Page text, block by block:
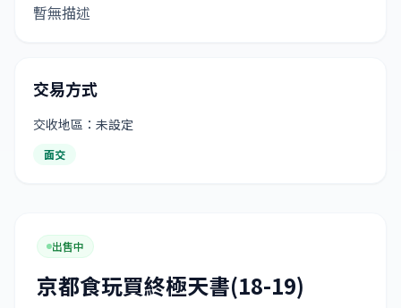
暫無描述
交易方式
交收地區：未設定
面交
出售中
京都食玩買終極天書(18-19)